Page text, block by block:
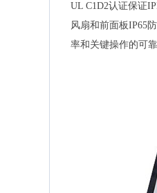
UL C1D2认证保证
风扇和前面板IP65
率和关键操作的可靠